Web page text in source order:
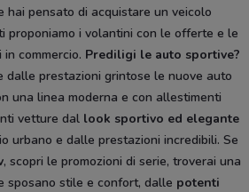
hai pensato di acquistare un veicolo
proponiamo i volantini con le offerte e le
commercio. Prediligi le auto sportive?
dalle prestazioni grintose le nuove auto
una linea moderna e con allestimenti
vetture dal look sportivo ed elegante
urbano e dalle prestazioni incredibili. Se
, scopri le promozioni di serie, troverai una
sposano stile e confort, dalle potenti